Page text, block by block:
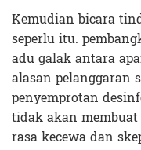
Kemudian bicara
seperlu itu.
adu galak antara
alasan pelanggaran
penyemprotan
tidak akan
rasa kecewa dan